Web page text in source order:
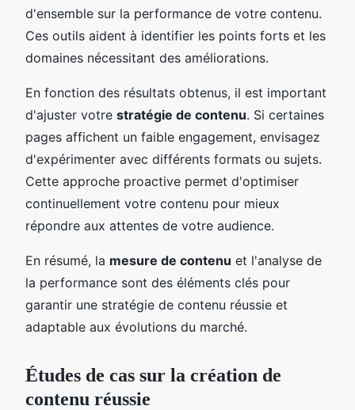
d'ensemble sur la performance de votre contenu.
Ces outils aident à identifier les points forts et les
domaines nécessitant des améliorations.
En fonction des résultats obtenus, il est important
d'ajuster votre stratégie de contenu. Si certaines
pages affichent un faible engagement, envisagez
d'expérimenter avec différents formats ou sujets.
Cette approche proactive permet d'optimiser
continuellement votre contenu pour mieux
répondre aux attentes de votre audience.
En résumé, la mesure de contenu et l'analyse de
la performance sont des éléments clés pour
garantir une stratégie de contenu réussie et
adaptable aux évolutions du marché.
Études de cas sur la création de
contenu réussie